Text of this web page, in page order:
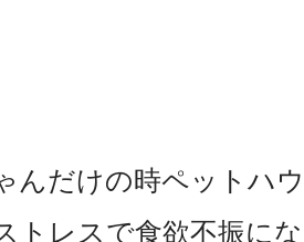
んだけの時ペットハ
トレスで食欲不振に